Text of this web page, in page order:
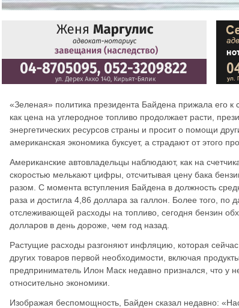
«Зеленая» политика президента Байдена прижала его
как цена на углеродное топливо продолжает расти,
энергетических ресурсов страны и просит о помощи
американская экономика буксует, а страдают от этого
Американские автовладельцы наблюдают, как на
скоростью мелькают цифры, отсчитывая цену бака
разом. С момента вступления Байдена в должность
раза и достигла 4,86 доллара за галлон. Более того, по
отслеживающей расходы на топливо, сегодня бензин
долларов в день дороже, чем год назад.
Растущие расходы разгоняют инфляцию, которая
других товаров первой необходимости, включая
предприниматель Илон Маск недавно признался, что у
относительно экономики.
Изображая беспомощность, Байден сказал недавно: